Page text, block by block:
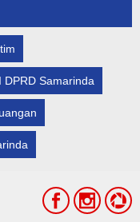
DPRD Samarinda